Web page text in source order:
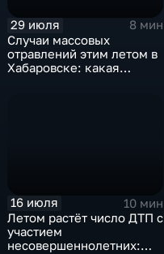
29 июля
8 мин
Случаи массовых
отравлений этим летом в
Хабаровске: какая
16 июля
10 мин
Летом растёт число ДТП с
участием
несовершеннолетних: